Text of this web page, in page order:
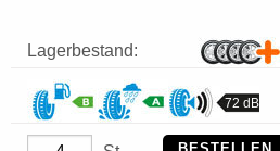
Lagerbestand:
72 dB